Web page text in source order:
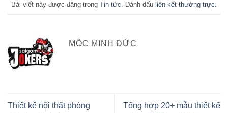
Bài viết này được đăng trong Tin tức. Đánh dấu liên kết thường trực.
MỘC MINH ĐỨC
Thiết kế nội thất phòng
Tổng hợp 20+ mẫu thiết kế